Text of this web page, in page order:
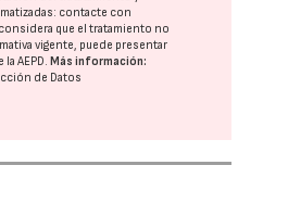
contacte con
que el tratamiento no
vigente, puede presentar
laAEPD.Más información:
de Datos